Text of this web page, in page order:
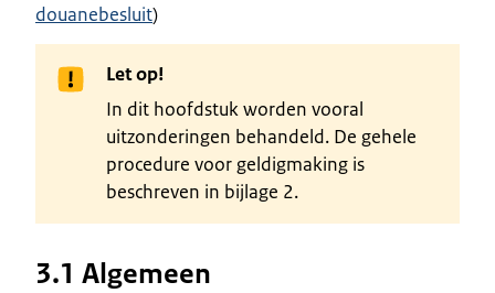
douanebesluit)
Let op!
In dit hoofdstuk worden vooral
uitzonderingen behandeld. De gehele
procedure voor geldigmaking is
beschreven in bijlage 2.
3.1 Algemeen